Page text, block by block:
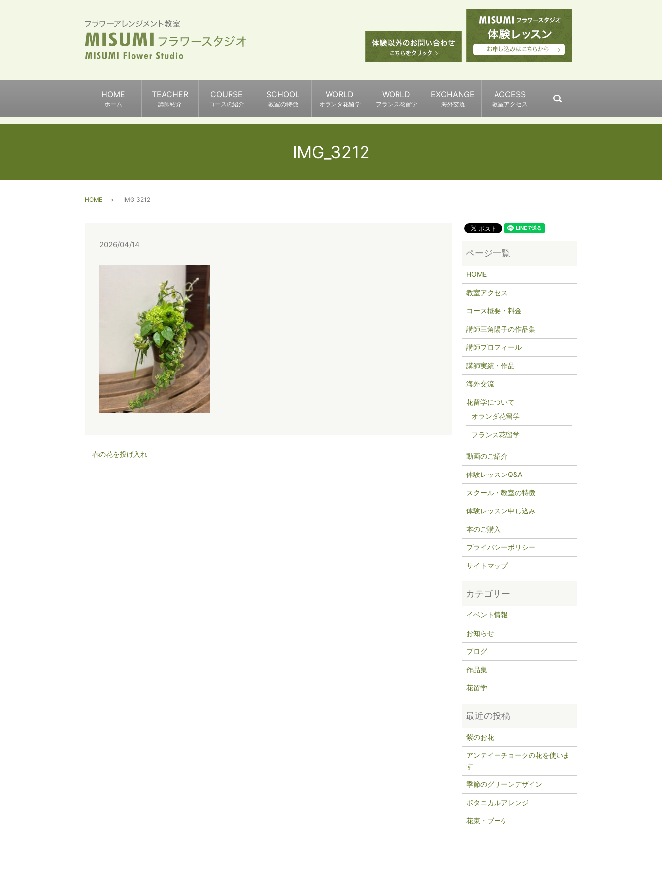
HOME
ホーム
TEACHER
講師紹介
COURSE
コースの紹介
SCHOOL
教室の特徴
WORLD
オランダ花留学
WORLD
フランス花留学
EXCHANGE
海外交流
ACCESS
教室アクセス
IMG_3212
HOME IMG_3212
2026/04/14
春の花を投げ入れ
HOME
教室アクセス
コース概要・料金
講師三角陽子の作品集
講師プロフィール
講師実績・作品
海外交流
花留学について
オランダ花留学
フランス花留学
動画のご紹介
体験レッスンQ&A
スクール・教室の特徴
体験レッスン申し込み
本のご購入
プライバシーポリシー
サイトマップ
イベント情報
お知らせ
ブログ
作品集
花留学
紫のお花
アンテイーチョークの花を使いま
す
季節のグリーンデザイン
ボタニカルアレンジ
花束・ブーケ